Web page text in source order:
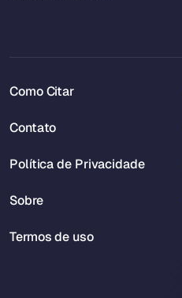
Como Citar
Contato
Política de Privacidade
Sobre
Termos de uso